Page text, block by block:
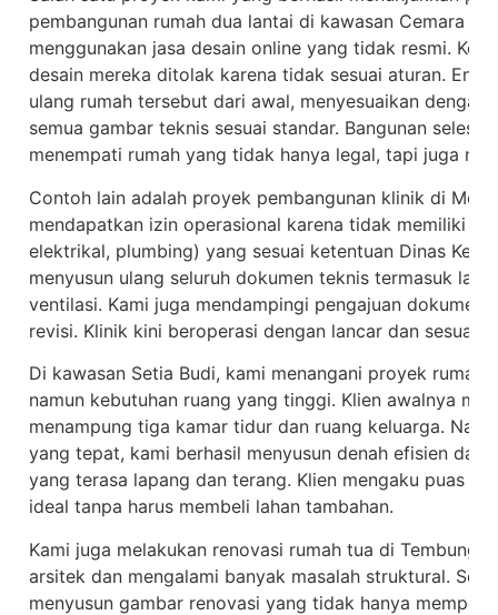
pembangunan rumah dua lantai di kawasan Cemara
menggunakan jasa desain online yang tidak resmi.
desain mereka ditolak karena tidak sesuai aturan.
ulang rumah tersebut dari awal, menyesuaikan dengan
semua gambar teknis sesuai standar. Bangunan
menempati rumah yang tidak hanya legal, tapi juga
Contoh lain adalah proyek pembangunan klinik di
mendapatkan izin operasional karena tidak memiliki
elektrikal, plumbing) yang sesuai ketentuan Dinas
menyusun ulang seluruh dokumen teknis termasuk
ventilasi. Kami juga mendampingi pengajuan
revisi. Klinik kini beroperasi dengan lancar dan sesuai
Di kawasan Setia Budi, kami menangani proyek rumah
namun kebutuhan ruang yang tinggi. Klien awalnya
menampung tiga kamar tidur dan ruang keluarga.
yang tepat, kami berhasil menyusun denah efisien dan
yang terasa lapang dan terang. Klien mengaku puas
ideal tanpa harus membeli lahan tambahan.
Kami juga melakukan renovasi rumah tua di Tembung
arsitek dan mengalami banyak masalah struktural.
menyusun gambar renovasi yang tidak hanya